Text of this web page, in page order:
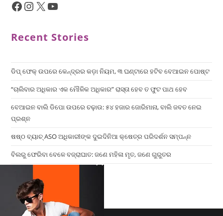
Recent Stories
ଡିପ୍ ଫେକ୍ ଉପରେ କେନ୍ଦ୍ରର କଡ଼ା ନିୟମ, ୩ ଘଣ୍ଟାରେ ହଟିବ ବେଆଇନ ପୋଷ୍ଟ
“ଚାଲିବାର ଅଧିକାର ଏକ ମୌଳିକ ଅଧିକାର” ରାସ୍ତା ହେବ ତ ଫୁଟ ପାଥ ହେବ
ବେଆଇନ ବାଲି ଡିପୋ ଉପରେ ଚଢ଼ାଉ: ୫୪ ହଜାର ଜୋରିମାନା, ବାଲି ଜବତ ନେଇ
ପ୍ରଶ୍ନ
ଷଷ୍ଠ ବ୍ୟାଚ୍‌ ASO ଅଧିକାରୀଙ୍କ ଦୁଇଦିନିଆ କ୍ଷେତ୍ର ପରିଦର୍ଶନ ସମ୍ପନ୍ନ
ବିଲରୁ ଫେରିବା ବେଳେ ବଜ୍ରାଘାତ: ଜଣେ ମହିଳା ମୃତ, ଜଣେ ଗୁରୁତର
×